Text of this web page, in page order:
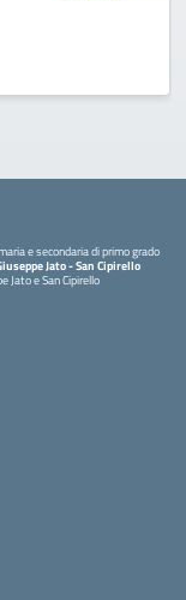
e secondaria di primo grado
Jato - San Cipirello
Jato e San Cipirello